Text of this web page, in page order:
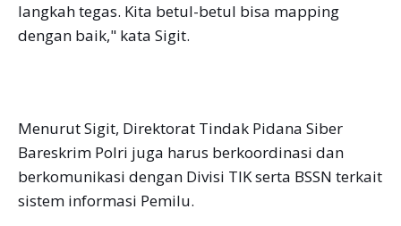
langkah tegas. Kita betul-betul bisa mapping
dengan baik," kata Sigit.
Menurut Sigit, Direktorat Tindak Pidana Siber
Bareskrim Polri juga harus berkoordinasi dan
berkomunikasi dengan Divisi TIK serta BSSN terkait
sistem informasi Pemilu.